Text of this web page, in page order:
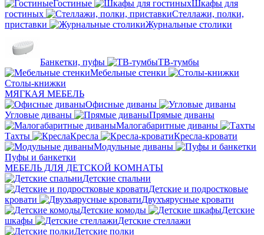
Гостиные
Шкафы для
гостиных
Стеллажи, полки,
приставки
Журнальные столики
Банкетки, пуфы
ТВ-тумбы
Мебельные стенки
Столы-книжки
МЯГКАЯ МЕБЕЛЬ
Офисные диваны
Угловые диваны
Прямые диваны
Малогабаритные диваны
Тахты
Кресла
Кресла-кровати
Модульные диваны
Пуфы и банкетки
МЕБЕЛЬ ДЛЯ ДЕТСКОЙ КОМНАТЫ
Детские спальни
Детские и подростковые
кровати
Двухъярусные кровати
Детские комоды
Детские
шкафы
Детские стеллажи
Детские полки